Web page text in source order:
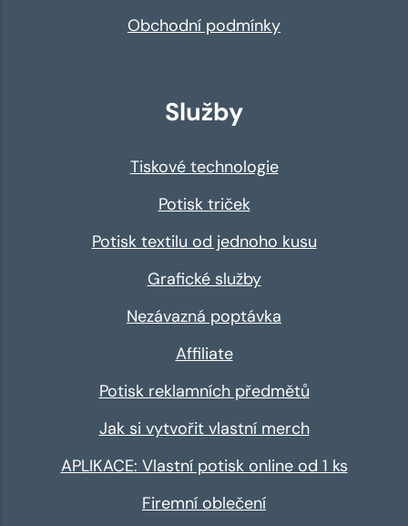
Obchodní podmínky
Služby
Tiskové technologie
Potisk triček
Potisk textilu od jednoho kusu
Grafické služby
Nezávazná poptávka
Affiliate
Potisk reklamních předmětů
Jak si vytvořit vlastní merch
APLIKACE: Vlastní potisk online od 1 ks
Firemní oblečení